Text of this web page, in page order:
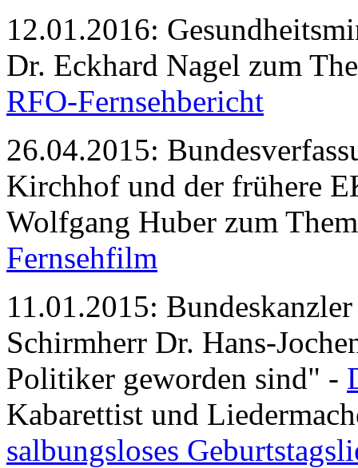
12.01.2016:
Dr. Eckhard Nagel zum
RFO-Fernsehbericht
26.04.2015:
Kirchhof und der frühere
Wolfgang Huber zum
Fernsehfilm
11.01.2015:
Schirmherr Dr. Hans-
Politiker geworden sind" -
Kabarettist und
salbungsloses